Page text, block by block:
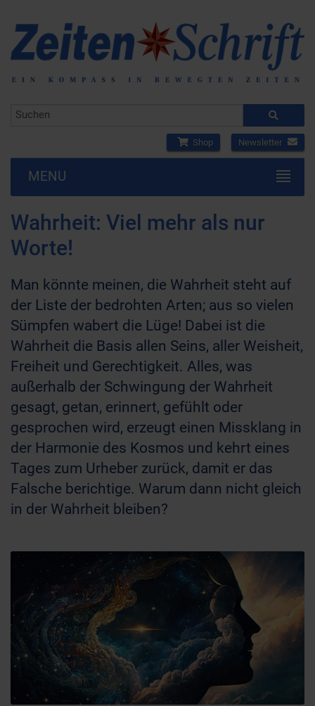
Shop Newsletter
MENU
Wahrheit: Viel mehr als nur
Worte!
Man könnte meinen, die Wahrheit steht auf
der Liste der bedrohten Arten; aus so vielen
Sümpfen wabert die Lüge! Dabei ist die
Wahrheit die Basis allen Seins, aller Weisheit,
Freiheit und Gerechtigkeit. Alles, was
außerhalb der Schwingung der Wahrheit
gesagt, getan, erinnert, gefühlt oder
gesprochen wird, erzeugt einen Missklang in
der Harmonie des Kosmos und kehrt eines
Tages zum Urheber zurück, damit er das
Falsche berichtige. Warum dann nicht gleich
in der Wahrheit bleiben?